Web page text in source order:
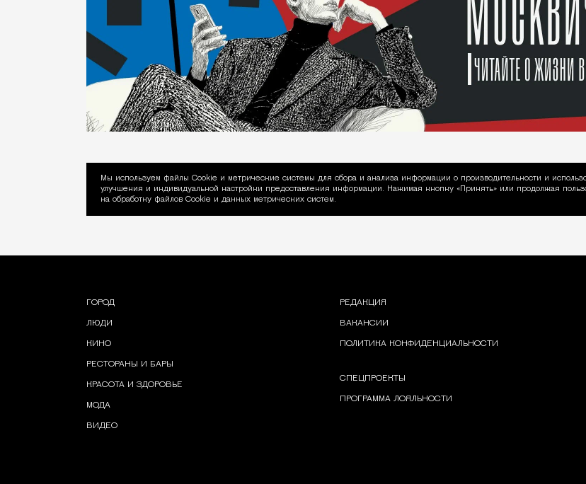
Уведомление об использовании Cookie
Мы используем файлы Сookie и метрические системы для сбора и анализа информации о производительности и
улучшения и индивидуальной настройки предоставления информации. Нажимая кнопку «Принять» или продолжая
на обработку файлов Cookie и данных метрических систем.
ГОРОД
ЛЮДИ
КИНО
РЕСТОРАНЫ И БАРЫ
КРАСОТА И ЗДОРОВЬЕ
МОДА
ВИДЕО
РЕДАКЦИЯ
ВАКАНСИИ
ПОЛИТИКА КОНФИДЕНЦИАЛЬНОСТИ
СПЕЦПРОЕКТЫ
ПРОГРАММА ЛОЯЛЬНОСТИ